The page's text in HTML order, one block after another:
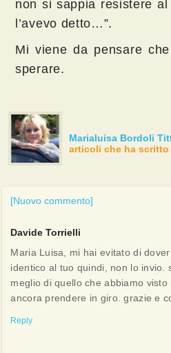
non si sappia resistere
l’avevo detto…”.
Mi viene da pensare
sperare.
Marialuisa Bordoli
articoli che ha scritto
[Nuovo commento]
Davide Torrielli
Maria Luisa, mi hai evitato di
identico al tuo quindi, non lo invio.
meglio di quello che abbiamo
ancora prendere in giro. grazie e
Reply